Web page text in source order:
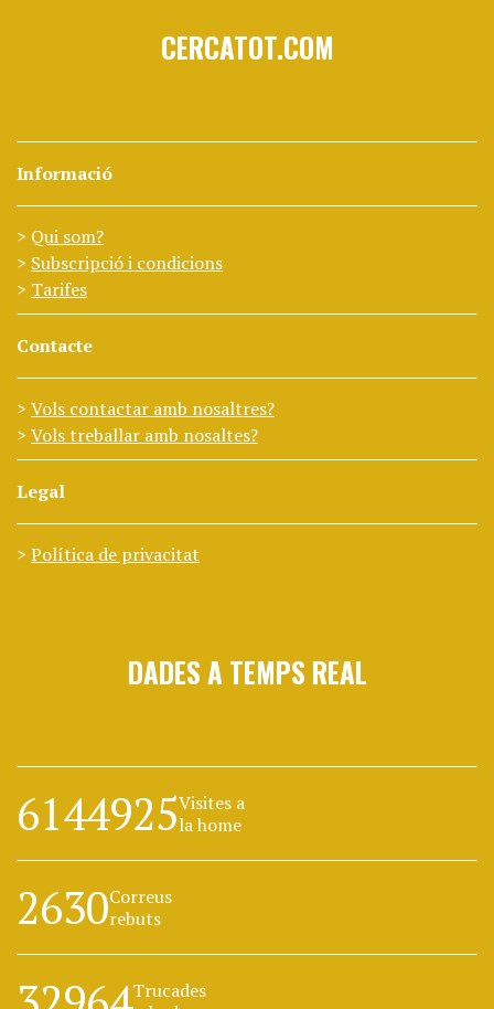
CERCATOT.COM
Informació
Qui som?
Subscripció i condicions
Tarifes
Contacte
Vols contactar amb nosaltres?
Vols treballar amb nosaltes?
Legal
Política de privacitat
DADES A TEMPS REAL
6144925Visites a
la home
2630Correus
rebuts
Trucades